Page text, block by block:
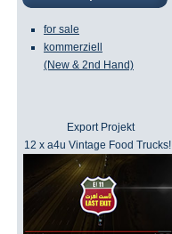
for sale
kommerziell
(New & 2nd Hand)
Export Projekt
12 x a4u Vintage Food Trucks!